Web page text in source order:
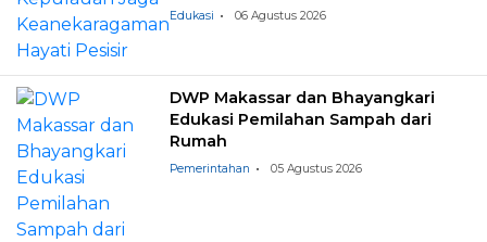
Edukasi 06 Agustus 2026
DWP Makassar dan Bhayangkari
Edukasi Pemilahan Sampah dari
Rumah
Pemerintahan 05 Agustus 2026